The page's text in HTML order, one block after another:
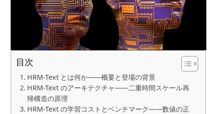
目次
HRM-Text とは何か――概要と登場の背景
HRM-Text のアーキテクチャ――二重時間スケール再
帰構造の原理
HRM-Text の学習コストとベンチマーク――数値の正